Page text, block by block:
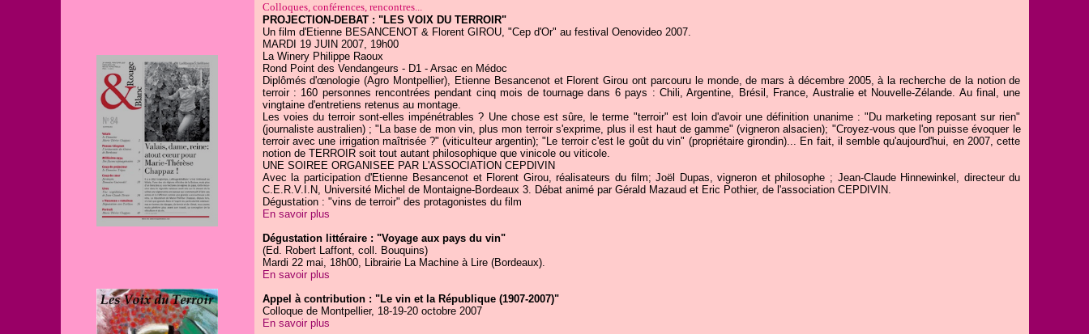
Colloques, conférences, rencontres...
PROJECTION-DEBAT : "LES VOIX DU TERROIR"
Un film d'Etienne BESANCENOT & Florent GIROU, "Cep d'Or" au festival Oenovideo 2007.
MARDI 19 JUIN 2007, 19h00
La Winery Philippe Raoux
Rond Point des Vendangeurs - D1 - Arsac en Médoc
Diplômés d'œnologie (Agro Montpellier), Etienne Besancenot et Florent Girou ont parcouru le monde, de mars à décembre 2005, à la recherche de la notion de
terroir : 160 personnes rencontrées pendant cinq mois de tournage dans 6 pays : Chili, Argentine, Brésil, France, Australie et Nouvelle-Zélande. Au final, une
vingtaine d'entretiens retenus au montage.
Les voies du terroir sont-elles impénétrables ? Une chose est sûre, le terme "terroir" est loin d'avoir une définition unanime : "Du marketing reposant sur rien"
(journaliste australien) ; "La base de mon vin, plus mon terroir s'exprime, plus il est haut de gamme" (vigneron alsacien); "Croyez-vous que l'on puisse évoquer le
terroir avec une irrigation maîtrisée ?" (viticulteur argentin); "Le terroir c'est le goût du vin" (propriétaire girondin)... En fait, il semble qu'aujourd'hui, en 2007, cette
notion de TERROIR soit tout autant philosophique que vinicole ou viticole.
UNE SOIREE ORGANISEE PAR L'ASSOCIATION CEPDIVIN
Avec la participation d'Etienne Besancenot et Florent Girou, réalisateurs du film; Joël Dupas, vigneron et philosophe ; Jean-Claude Hinnewinkel, directeur du
C.E.R.V.I.N, Université Michel de Montaigne-Bordeaux 3. Débat animé par Gérald Mazaud et Eric Pothier, de l'association CEPDIVIN.
Dégustation : "vins de terroir" des protagonistes du film
En savoir plus
Dégustation littéraire : "Voyage aux pays du vin"
(Ed. Robert Laffont, coll. Bouquins)
Mardi 22 mai, 18h00, Librairie La Machine à Lire (Bordeaux).
En savoir plus
Appel à contribution : "Le vin et la République (1907-2007)"
Colloque de Montpellier, 18-19-20 octobre 2007
En savoir plus